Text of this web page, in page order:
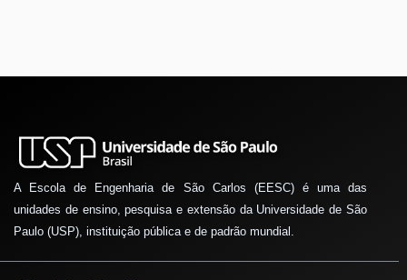
A Escola de Engenharia de São Carlos (EESC) é uma das
unidades de ensino, pesquisa e extensão da Universidade de São
Paulo (USP), instituição pública e de padrão mundial.